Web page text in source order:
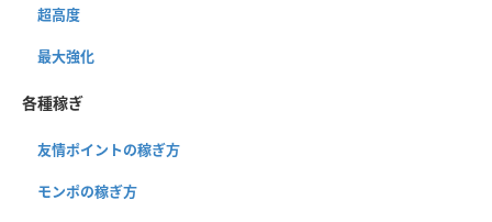
超高度
最大強化
各種稼ぎ
友情ポイントの稼ぎ方
モンポの稼ぎ方